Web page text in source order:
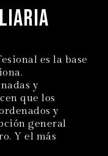
es la base
y
que los
y
general
Y el más